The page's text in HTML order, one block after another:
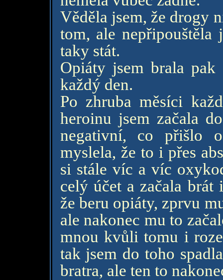
Věděla jsem, že drogy
tom, ale
taky stát.
Opiáty jsem brala
každý den.
Po zhruba měsíci
heroinu jsem začala
negativní, co přišlo
myslela, že to i přes
si stále víc a víc
celý účet a začala
že beru opiáty, zprvu
ale nakonec mu to
mnou kvůli tomu i
tak jsem do toho
bratra, ale ten to